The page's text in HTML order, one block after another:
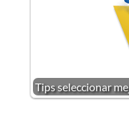
Tips seleccionar